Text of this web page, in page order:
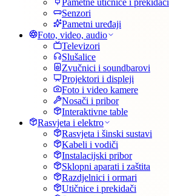
Pametne utičnice i prekidači
Senzori
Pametni uređaji
Foto, video, audio
Televizori
Slušalice
Zvučnici i soundbarovi
Projektori i displeji
Foto i video kamere
Nosači i pribor
Interaktivne table
Rasvjeta i elektro
Rasvjeta i šinski sustavi
Kabeli i vodiči
Instalacijski pribor
Sklopni aparati i zaštita
Razdjelnici i ormari
Utičnice i prekidači